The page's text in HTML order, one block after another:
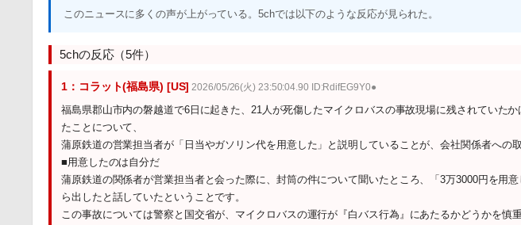
このニュースに多くの声が上がっている。5chでは以下のような反応が見られた。
5chの反応（5件）
1：コラット(福島県) [US] 2026/05/26(火) 23:50:04.90 ID:RdifEG9Y0●
福島県郡山市内の磐越道で6日に起きた、21人が死傷したマイクロバスの事故現場に残されていた
たことについて、
蒲原鉄道の営業担当者が「日当やガソリン代を用意した」と説明していることが、会社関係者への
■用意したのは自分だ
蒲原鉄道の関係者が営業担当者と会った際に、封筒の件について聞いたところ、「3万3000円を用
ら出したと話していたということです。
この事故については警察と国交省が、マイクロバスの運行が『白バス行為』にあたるかどうかを慎重